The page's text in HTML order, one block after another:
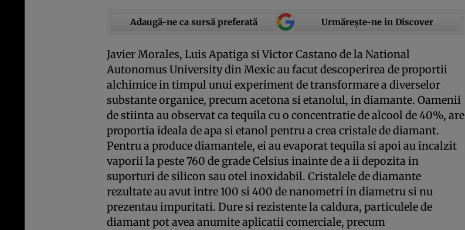
Adaugă-ne ca sursă preferată Urmărește-ne in Discover
Javier Morales, Luis Apatiga si Victor Castano de la National
Autonomus University din Mexic au facut descoperirea de proportii
alchimice in timpul unui experiment de transformare a diverselor
substante organice, precum acetona si etanolul, in diamante. Oamenii
de stiinta au observat ca tequila cu o concentratie de alcool de 40%, are
proportia ideala de apa si etanol pentru a crea cristale de diamant.
Pentru a produce diamantele, ei au evaporat tequila si apoi au incalzit
vaporii la peste 760 de grade Celsius inainte de a ii depozita in
suporturi de silicon sau otel inoxidabil. Cristalele de diamante
rezultate au avut intre 100 si 400 de nanometri in diametru si nu
prezentau impuritati. Dure si rezistente la caldura, particulele de
diamant pot avea anumite aplicatii comerciale, precum